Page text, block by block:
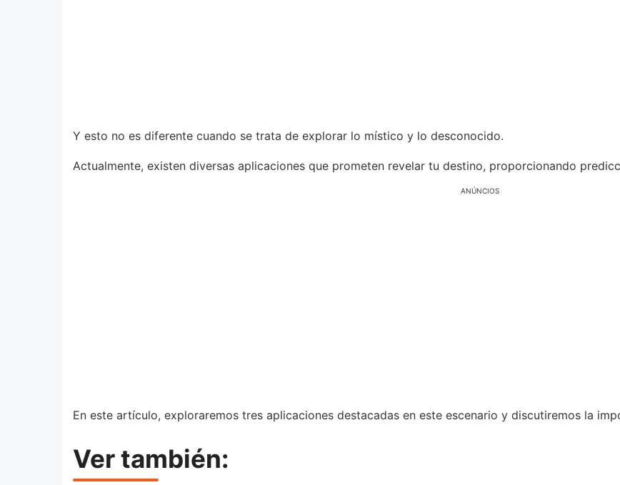
Y esto no es diferente cuando se trata de explorar lo místico y lo desconocido.
Actualmente, existen diversas aplicaciones que prometen revelar tu destino, proporcionando
ANÚNCIOS
En este artículo, exploraremos tres aplicaciones destacadas en este escenario y discutiremos la
Ver también: